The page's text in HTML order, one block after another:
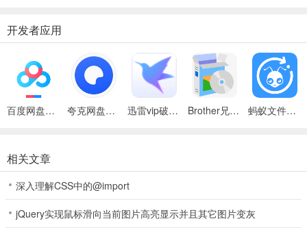
开发者应用
百度网盘绿色免安装Pc电脑版 夸克网盘官方正式版 迅雷vip破解版永久会员2024版 Brother兄弟 MFC-8480DN多功能一体机ISIS驱动 蚂蚁文件（数据恢复大师）
相关文章
深入理解CSS中的@import
jQuery实现鼠标滑向当前图片高亮显示并且其它图片变灰